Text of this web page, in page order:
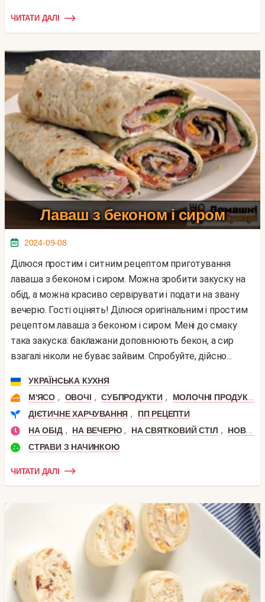
ЧИТАТИ ДАЛІ
Лаваш з беконом і сиром
2024-09-08
Ділюся простим і ситним рецептом приготування
лаваша з беконом і сиром. Можна зробити закуску на
обід, а можна красиво сервірувати і подати на звану
вечерю. Гості оцінять! Ділюся оригінальним і простим
рецептом лаваша з беконом і сиром. Мені до смаку
така закуска: баклажани доповнюють бекон, а сир
взагалі ніколи не буває зайвим. Спробуйте, дійсно...
УКРАЇНСЬКА КУХНЯ
М'ЯСО , ОВОЧІ , СУБПРОДУКТИ , МОЛОЧНІ ПРОДУКТИ
ДІЄТИЧНЕ ХАРЧУВАННЯ ,
ПП РЕЦЕПТИ
НА ОБІД , НА ВЕЧЕРЮ , НА СВЯТКОВИЙ СТІЛ ,
НОВИЙ РІК
СТРАВИ З НАЧИНКОЮ
ЧИТАТИ ДАЛІ